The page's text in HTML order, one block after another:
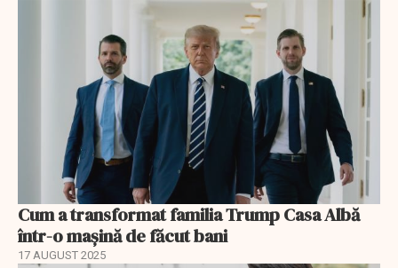
Cum a transformat familia Trump Casa Albă
într-o mașină de făcut bani
17 AUGUST 2025